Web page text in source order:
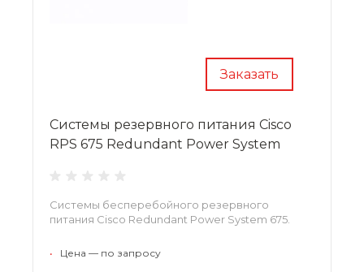
Заказать
Системы резервного питания Cisco
RPS 675 Redundant Power System
Системы бесперебойного резервного
питания Cisco Redundant Power System 675.
• Цена — по запросу